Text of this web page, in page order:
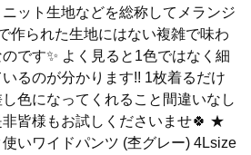
ット生地などを総称してメランジ
作られた生地にはない複雑で味わ
です✨️ よく見ると1色ではなく細
るのが分かります!! 1枚着るだけ
色になってくれること間違いなし
皆様もお試しくださいませ🍀 ★
いワイドパンツ (杢グレー) 4Lsize